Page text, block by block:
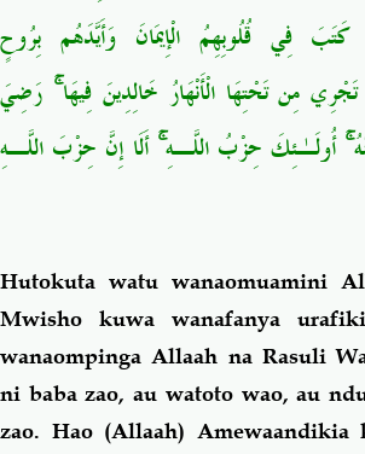
فِي قُلُوبِهِمُ الْإِيمَانَ وَأَيَّدَهُم بِرُوحٍ
مِن تَحْتِهَا الْأَنْهَارُ خَالِدِينَ فِيهَا ۚ رَضِيَ
أُولَـٰئِكَ حِزْبُ اللَّـهِ ۚ أَلَا إِنَّ حِزْبَ اللَّـهِ
Hutokuta watu wanaomuamini
Mwisho kuwa wanafanya
wanaompinga Allaah na Rasuli
ni baba zao, au watoto wao, au
zao. Hao (Allaah) Amewaandikia